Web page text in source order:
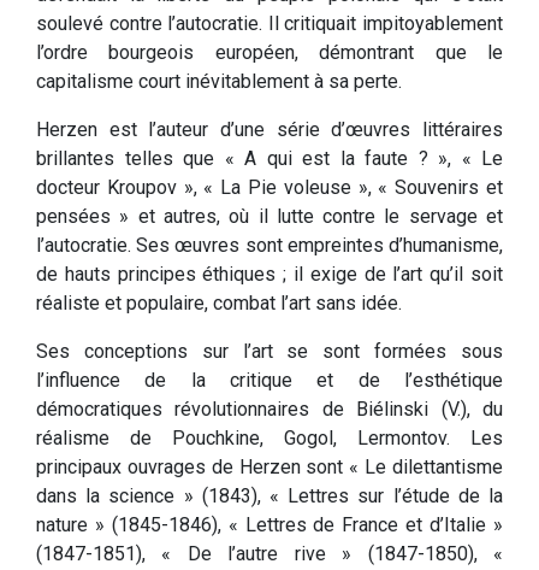
soulevé contre l’autocratie. Il critiquait impitoyablement
l’ordre bourgeois européen, démontrant que le
capitalisme court inévitablement à sa perte.
Herzen est l’auteur d’une série d’œuvres littéraires
brillantes telles que « A qui est la faute ? », « Le
docteur Kroupov », « La Pie voleuse », « Souvenirs et
pensées » et autres, où il lutte contre le servage et
l’autocratie. Ses œuvres sont empreintes d’humanisme,
de hauts principes éthiques ; il exige de l’art qu’il soit
réaliste et populaire, combat l’art sans idée.
Ses conceptions sur l’art se sont formées sous
l’influence de la critique et de l’esthétique
démocratiques révolutionnaires de Biélinski (V.), du
réalisme de Pouchkine, Gogol, Lermontov. Les
principaux ouvrages de Herzen sont « Le dilettantisme
dans la science » (1843), « Lettres sur l’étude de la
nature » (1845-1846), « Lettres de France et d’Italie »
(1847-1851), « De l’autre rive » (1847-1850), «